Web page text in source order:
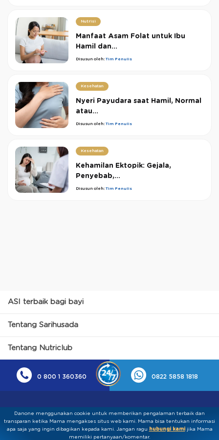
Nutrisi
Manfaat Asam Folat untuk Ibu
Hamil dan...
Disusun oleh: Tim Penulis
Kesehatan
Nyeri Payudara saat Hamil, Normal
atau...
Disusun oleh: Tim Penulis
Kesehatan
Kehamilan Ektopik: Gejala,
Penyebab,...
Disusun oleh: Tim Penulis
ASI terbaik bagi bayi
Tentang Sarihusada
Tentang Nutriclub
0 800 1 360360 0822 5858 1818
Danone menggunakan cookie untuk memberikan pengalaman terbaik dan
transparan ketika Mama mengakses situs web kami. Mama bisa tentukan informasi
apa saja yang ingin dibagikan kepada kami.​ ​Jangan ragu hubungi kamijika Mama
memiliki pertanyaan/komentar.